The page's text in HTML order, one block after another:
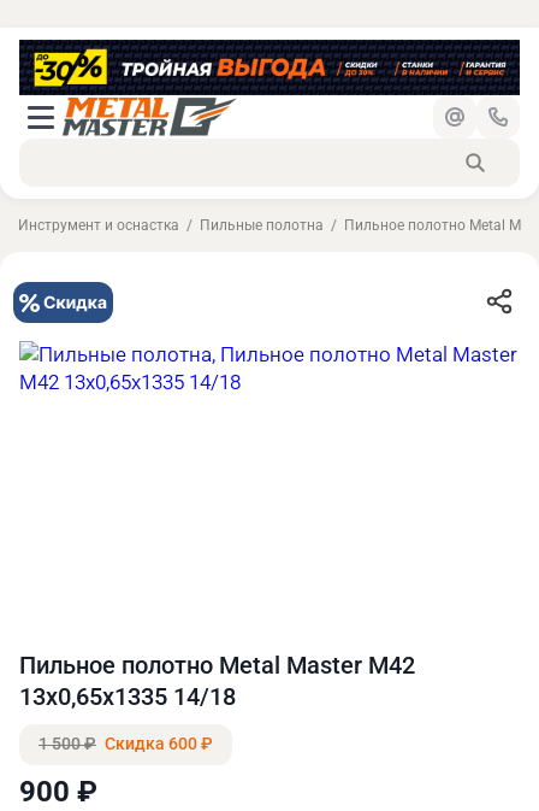
Инструмент и оснастка Пильные полотна Пильное полотно Metal
Пильное полотно Metal Master M42
13х0,65х1335 14/18
1 500 ₽ Скидка 600 ₽
900 ₽